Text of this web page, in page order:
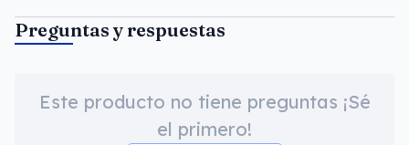
Preguntas y respuestas
Este producto no tiene preguntas ¡Sé
el primero!